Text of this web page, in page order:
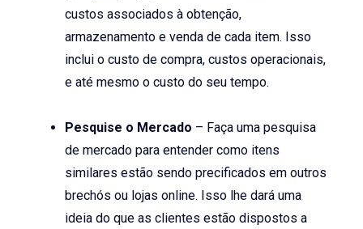
custos associados à obtenção,
armazenamento e venda de cada item. Isso
inclui o custo de compra, custos operacionais,
e até mesmo o custo do seu tempo.
Pesquise o Mercado – Faça uma pesquisa
de mercado para entender como itens
similares estão sendo precificados em outros
brechós ou lojas online. Isso lhe dará uma
ideia do que as clientes estão dispostos a